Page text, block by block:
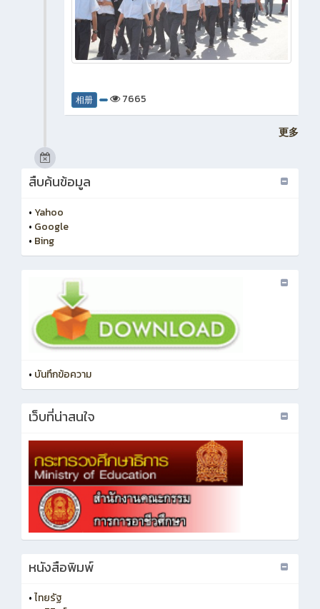
相册 7665
更多
สืบค้นข้อมูล
• Yahoo
• Google
• Bing
• บันทึกข้อความ
เว็บที่น่าสนใจ
หนังสือพิมพ์
•ไทยรัฐ